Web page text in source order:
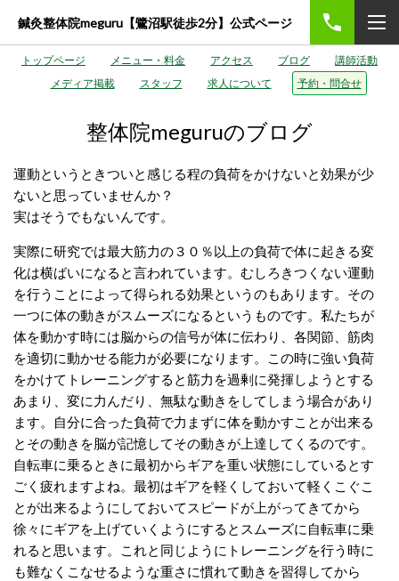
鍼灸整体院meguru【鷺沼駅徒歩2分】公式ページ
トップページ メニュー・料金 アクセス ブログ
講師活動
メディア掲載
スタッフ 求人について 予約・問合せ
整体院meguruのブログ
運動というときついと感じる程の負荷をかけないと効果が少
ないと思っていませんか？
実はそうでもないんです。
実際に研究では最大筋力の３０％以上の負荷で体に起きる変
化は横ばいになると言われています。むしろきつくない運動
を行うことによって得られる効果というのもあります。その
一つに体の動きがスムーズになるというものです。私たちが
体を動かす時には脳からの信号が体に伝わり、各関節、筋肉
を適切に動かせる能力が必要になります。この時に強い負荷
をかけてトレーニングすると筋力を過剰に発揮しようとする
あまり、変に力んだり、無駄な動きをしてしまう場合があり
ます。自分に合った負荷で力まずに体を動かすことが出来る
とその動きを脳が記憶してその動きが上達してくるのです。
自転車に乗るときに最初からギアを重い状態にしているとす
ごく疲れますよね。最初はギアを軽くしておいて軽くこぐこ
とが出来るようにしておいてスピードが上がってきてから
徐々にギアを上げていくようにするとスムーズに自転車に乗
れると思います。これと同じようにトレーニングを行う時に
も難なくこなせるような重さに慣れて動きを習得してから